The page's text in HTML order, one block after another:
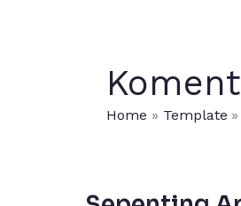
Home Template
Sepenting